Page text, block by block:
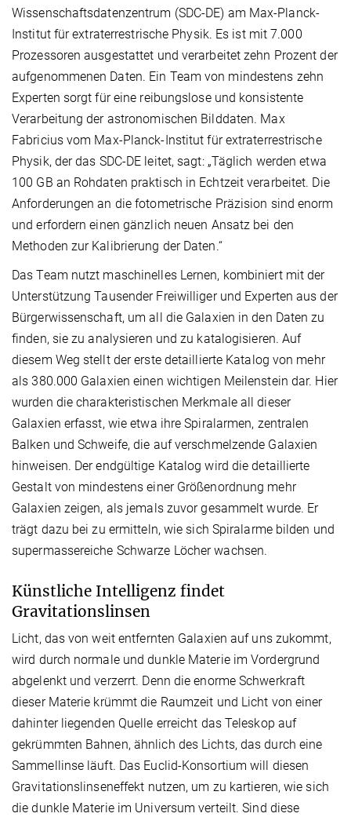
Wissenschaftsdatenzentrum (SDC-DE) am Max-Planck-
Institut für extraterrestrische Physik. Es ist mit 7.000
Prozessoren ausgestattet und verarbeitet zehn Prozent der
aufgenommenen Daten. Ein Team von mindestens zehn
Experten sorgt für eine reibungslose und konsistente
Verarbeitung der astronomischen Bilddaten. Max
Fabricius vom Max-Planck-Institut für extraterrestrische
Physik, der das SDC-DE leitet, sagt: „Täglich werden etwa
100 GB an Rohdaten praktisch in Echtzeit verarbeitet. Die
Anforderungen an die fotometrische Präzision sind enorm
und erfordern einen gänzlich neuen Ansatz bei den
Methoden zur Kalibrierung der Daten.“
Das Team nutzt maschinelles Lernen, kombiniert mit der
Unterstützung Tausender Freiwilliger und Experten aus der
Bürgerwissenschaft, um all die Galaxien in den Daten zu
finden, sie zu analysieren und zu katalogisieren. Auf
diesem Weg stellt der erste detaillierte Katalog von mehr
als 380.000 Galaxien einen wichtigen Meilenstein dar. Hier
wurden die charakteristischen Merkmale all dieser
Galaxien erfasst, wie etwa ihre Spiralarmen, zentralen
Balken und Schweife, die auf verschmelzende Galaxien
hinweisen. Der endgültige Katalog wird die detaillierte
Gestalt von mindestens einer Größenordnung mehr
Galaxien zeigen, als jemals zuvor gesammelt wurde. Er
trägt dazu bei zu ermitteln, wie sich Spiralarme bilden und
supermassereiche Schwarze Löcher wachsen.
Künstliche Intelligenz findet
Gravitationslinsen
Licht, das von weit entfernten Galaxien auf uns zukommt,
wird durch normale und dunkle Materie im Vordergrund
abgelenkt und verzerrt. Denn die enorme Schwerkraft
dieser Materie krümmt die Raumzeit und Licht von einer
dahinter liegenden Quelle erreicht das Teleskop auf
gekrümmten Bahnen, ähnlich des Lichts, das durch eine
Sammellinse läuft. Das Euclid-Konsortium will diesen
Gravitationslinseneffekt nutzen, um zu kartieren, wie sich
die dunkle Materie im Universum verteilt. Sind diese